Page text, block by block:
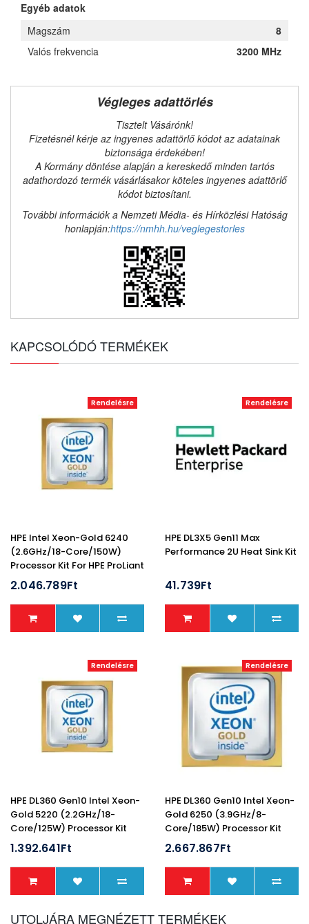
Egyéb adatok
Magszám
8
Valós frekvencia
3200 MHz
Végleges adattörlés
Tisztelt Vásárónk!
Fizetésnél kérje az ingyenes adattörlő kódot az adatainak
biztonsága érdekében!
A Kormány döntése alapján a kereskedő minden tartós
adathordozó termék vásárlásakor köteles ingyenes adattörlő
kódot biztosítani.
További információk a Nemzeti Média- és Hírközlési Hatóság
honlapján:https://nmhh.hu/veglegestorles
KAPCSOLÓDÓ TERMÉKEK
Rendelésre
HPE Intel Xeon-Gold 6240
(2.6GHz/18-Core/150W)
Processor Kit For HPE ProLiant
DL360 Gen10
2.046.789Ft
Rendelésre
HPE DL3X5 Gen11 Max
Performance 2U Heat Sink Kit
41.739Ft
Rendelésre
HPE DL360 Gen10 Intel Xeon-
Gold 5220 (2.2GHz/18-
Core/125W) Processor Kit
1.392.641Ft
Rendelésre
HPE DL360 Gen10 Intel Xeon-
Gold 6250 (3.9GHz/8-
Core/185W) Processor Kit
2.667.867Ft
UTOLJÁRA MEGNÉZETT TERMÉKEK